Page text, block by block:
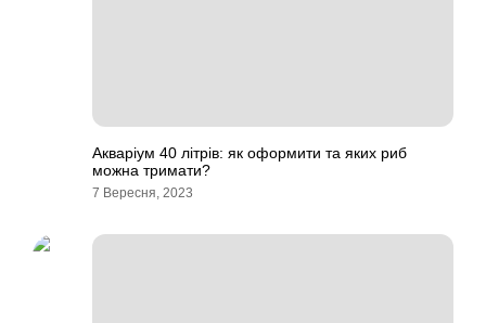
Акваріум 40 літрів: як оформити та яких риб
можна тримати?
7 Вересня, 2023